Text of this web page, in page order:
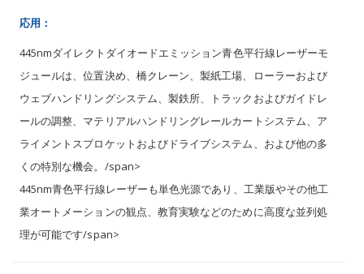
応用：
445nmダイレクトダイオードエミッション青色平行線レーザーモ
ジュールは、位置決め、橋クレーン、製紙工場、ローラーおよび
ウェブハンドリングシステム、製鉄所、トラックおよびガイドレ
ールの調整、マテリアルハンドリングレールカートシステム、ア
ライメントスプロケットおよびドライブシステム、および他の多
くの特別な機会。/span>
445nm青色平行線レーザーも単色光源であり、工業版やその他工
業オートメーションの観点、教育実験などのために高度な並列処
理が可能です/span>